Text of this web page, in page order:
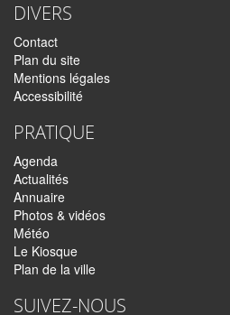
DIVERS
Contact
Plan du site
Mentions légales
Accessibilité
PRATIQUE
Agenda
Actualités
Annuaire
Photos & vidéos
Météo
Le Kiosque
Plan de la ville
SUIVEZ-NOUS